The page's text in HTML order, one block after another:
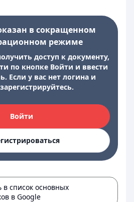
в сокращенном
режиме
доступ к документу,
по кнопке Войти и ввести
Если у вас нет логина и
Войти
в список основных
в Google